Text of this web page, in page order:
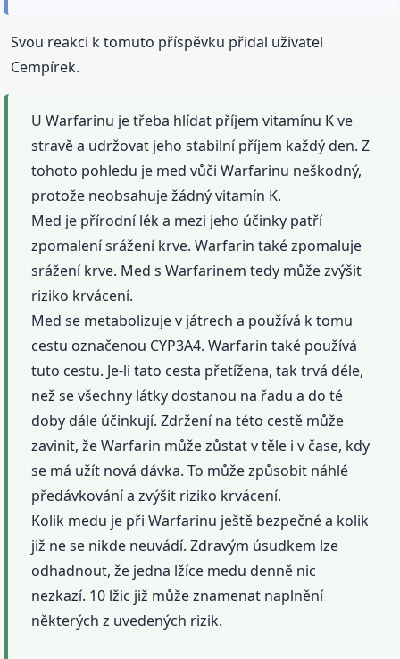
Svou reakci k tomuto příspěvku přidal uživatel
Cempírek.
U Warfarinu je třeba hlídat příjem vitamínu K ve
stravě a udržovat jeho stabilní příjem každý den. Z
tohoto pohledu je med vůči Warfarinu neškodný,
protože neobsahuje žádný vitamín K.
Med je přírodní lék a mezi jeho účinky patří
zpomalení srážení krve. Warfarin také zpomaluje
srážení krve. Med s Warfarinem tedy může zvýšit
riziko krvácení.
Med se metabolizuje v játrech a používá k tomu
cestu označenou CYP3A4. Warfarin také používá
tuto cestu. Je-li tato cesta přetížena, tak trvá déle,
než se všechny látky dostanou na řadu a do té
doby dále účinkují. Zdržení na této cestě může
zavinit, že Warfarin může zůstat v těle i v čase, kdy
se má užít nová dávka. To může způsobit náhlé
předávkování a zvýšit riziko krvácení.
Kolik medu je při Warfarinu ještě bezpečné a kolik
již ne se nikde neuvádí. Zdravým úsudkem lze
odhadnout, že jedna lžíce medu denně nic
nezkazí. 10 lžic již může znamenat naplnění
některých z uvedených rizik.